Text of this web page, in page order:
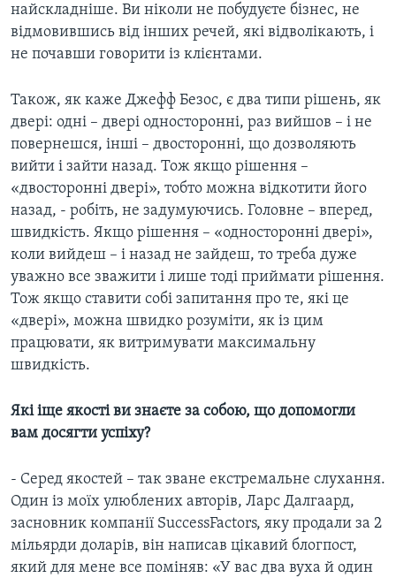
найскладніше. Ви ніколи не побудуєте бізнес, не
відмовившись від інших речей, які відволікають, і
не почавши говорити із клієнтами.
Також, як каже Джефф Безос, є два типи рішень, як
двері: одні – двері односторонні, раз вийшов – і не
повернешся, інші – двосторонні, що дозволяють
вийти і зайти назад. Тож якщо рішення –
«двосторонні двері», тобто можна відкотити його
назад, - робіть, не задумуючись. Головне – вперед,
швидкість. Якщо рішення – «односторонні двері»,
коли вийдеш – і назад не зайдеш, то треба дуже
уважно все зважити і лише тоді приймати рішення.
Тож якщо ставити собі запитання про те, які це
«двері», можна швидко розуміти, як із цим
працювати, як витримувати максимальну
швидкість.
Які іще якості ви знаєте за собою, що допомогли
вам досягти успіху?
- Серед якостей – так зване екстремальне слухання.
Один із моїх улюблених авторів, Ларс Далгаард,
засновник компанії SuccessFactors, яку продали за 2
мільярди доларів, він написав цікавий блогпост,
який для мене все поміняв: «У вас два вуха й один